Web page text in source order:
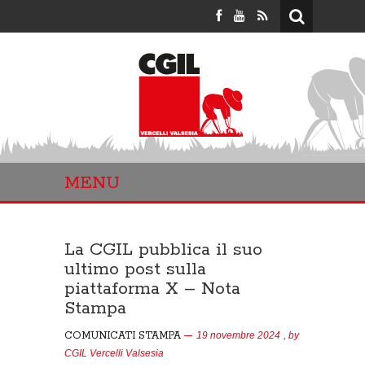
MENU
La CGIL pubblica il suo
ultimo post sulla
piattaforma X – Nota
Stampa
COMUNICATI STAMPA 19 novembre 2024 , by
CGIL Vercelli Valsesia